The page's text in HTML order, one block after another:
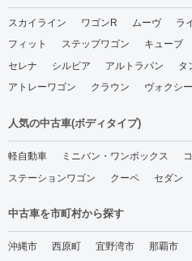
スカイライン ワゴンR ムーヴ ラ
フィット
ステップワゴン キューブ
セレナ
シルビア アルトラパン タ
アトレーワゴン
クラウン ヴォクシー
人気の中古車(ボディタイプ)
軽自動車 ミニバン・ワンボックス
ステーションワゴン
クーペ セダン
中古車を市町村から探す
沖縄市 西原町 宜野湾市 那覇市